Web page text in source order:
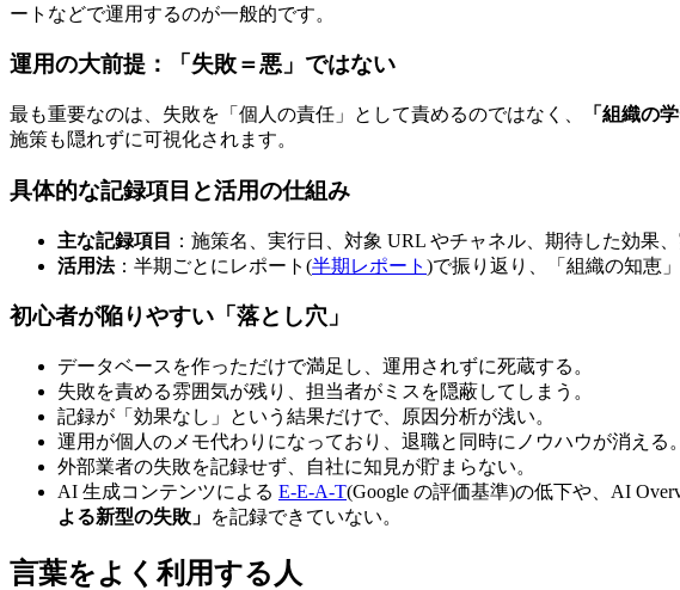
ートなどで運用するのが一般的です。
運用の大前提：「失敗＝悪」ではない
最も重要なのは、失敗を「個人の責任」として責めるのではなく、 「組織の
施策も隠れずに可視化されます。
具体的な記録項目と活用の仕組み
主な記録項目
：施策名、実行日、対象 URL やチャネル、期待した効果
活用法：半期ごとにレポート(半期レポート )で振り返り、「組織の知恵
初心者が陥りやすい「落とし穴」
データベースを作っただけで満足し、運用されずに死蔵する。
失敗を責める雰囲気が残り、担当者がミスを隠蔽してしまう。
記録が「効果なし」という結果だけで、原因分析が浅い。
運用が個人のメモ代わりになっており、退職と同時にノウハウが消える。
外部業者の失敗を記録せず、自社に知見が貯まらない。
AI 生成コンテンツによる E-E-A-T(Google の評価基準)の低下や、AI
よる新型の失敗」 を記録できていない。
言葉をよく利用する人